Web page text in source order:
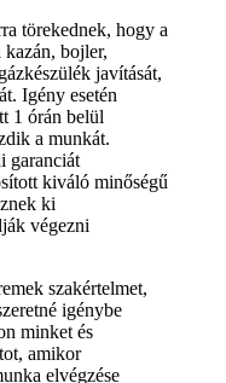
törekednek, hogy a
kazán, bojler,
javítását,
Igény esetén
1 órán belül
a munkát.
garanciát
kiváló minőségű
ki
végezni
szakértelmet,
igénybe
minket és
amikor
elvégzése